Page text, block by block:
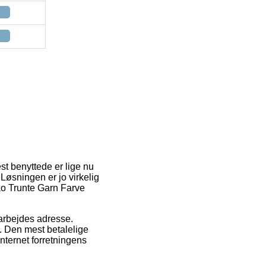
benyttede er lige nu
er jo virkelig
Trunte Garn Farve
adresse.
Den mest betalelige
forretningens